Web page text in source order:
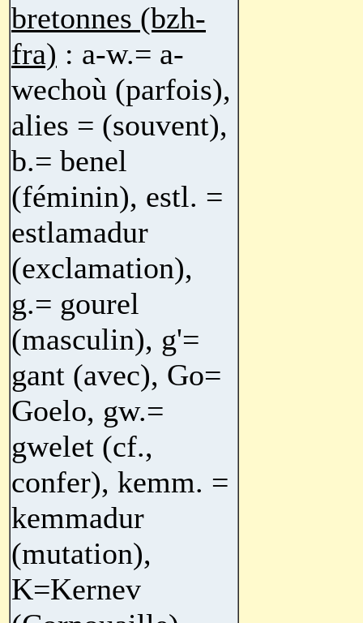
bretonnes (bzh-
fra) : a-w.= a-
wechoù (parfois),
alies = (souvent),
b.= benel
(féminin), estl. =
estlamadur
(exclamation),
g.= gourel
(masculin), g'=
gant (avec), Go=
Goelo, gw.=
gwelet (cf.,
confer), kemm. =
kemmadur
(mutation),
K=Kernev